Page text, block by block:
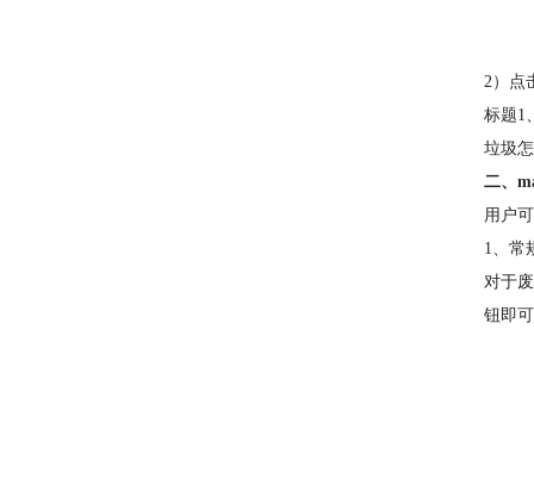
2）点
标题1
垃圾
二、
用户
1、常
对于
钮即